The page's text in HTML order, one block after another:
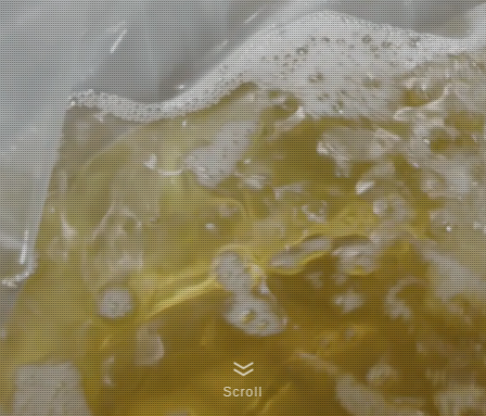
Scroll